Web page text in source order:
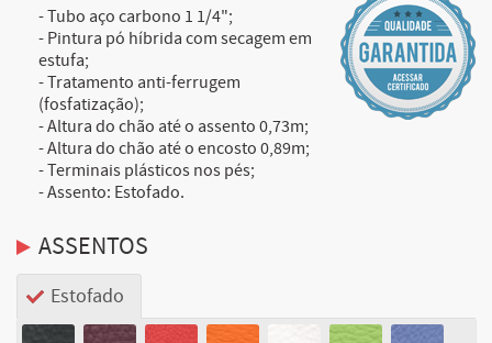
- Tubo aço carbono 1 1/4";
- Pintura pó híbrida com secagem em
estufa;
- Tratamento anti-ferrugem
(fosfatização);
- Altura do chão até o assento 0,73m;
- Altura do chão até o encosto 0,89m;
- Terminais plásticos nos pés;
- Assento: Estofado.
ASSENTOS
Estofado